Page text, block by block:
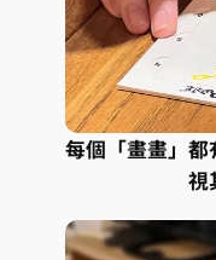
每個「畫畫」
視